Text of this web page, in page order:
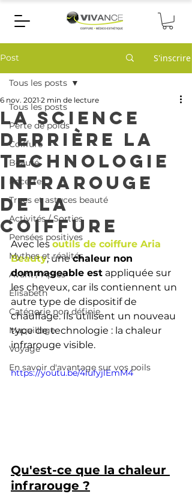
Post S'inscrire
Tous les posts
Perte de poids
Coiffure
Beauté
Recettes
Trucs et astuces beauté
Activités / Sorties
Pensées positives
Mythes et réalités
Avant / Après
Élisabeth
Catégorie non définie
Maquillage
Voyage
En savoir d'avantage sur vos poils
Tous les posts
La science
derrière la
technologie
infrarouge
de la
coiffure
6 nov. 2021 2 min de lecture
Avec les outils de coiffure Aria
Beauty, une chaleur non
dommageable est appliquée sur
les cheveux, car ils contiennent un
autre type de dispositif de
chauffage. Ils utilisent un nouveau
type de technologie : la chaleur
infrarouge visible.
https://youtu.be/4lufyjlEmM4
Qu'est-ce que la chaleur
infrarouge ?